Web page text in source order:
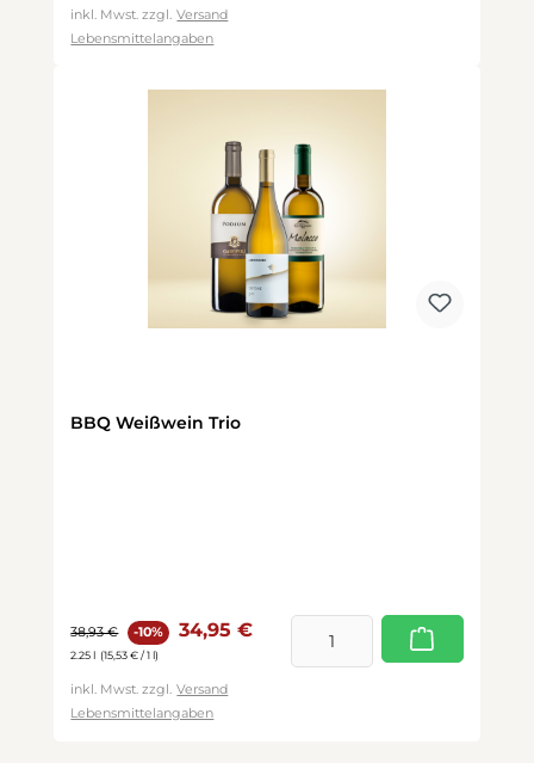
inkl. Mwst. zzgl. Versand
Lebensmittelangaben
BBQ Weißwein Trio
Verkaufspreis:
Regulärer Preis:
38,93 € -10% 34,95 €
2.25 l (15,53 € / 1 l)
inkl. Mwst. zzgl. Versand
Lebensmittelangaben